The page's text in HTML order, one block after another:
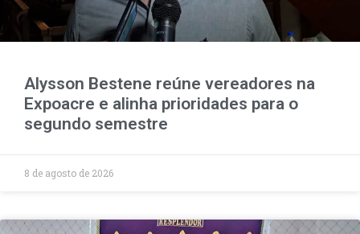
Alysson Bestene reúne vereadores na
Expoacre e alinha prioridades para o
segundo semestre
8 de agosto de 2026